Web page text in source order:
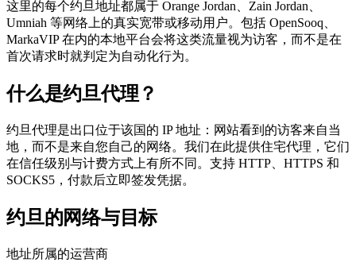
这里的每个约旦地址都属于 Orange Jordan、Zain Jordan、
Umniah 等网络上的真实宽带或移动用户。包括 OpenSooq、
MarkaVIP 在内的本地平台会将这类流量视为访客，而不是在
首次请求时就判定为自动化行为。
什么是约旦代理？
约旦代理是出口位于该国的 IP 地址：网站看到的访客来自当
地，而不是来自您自己的网络。我们在此提供住宅代理，它们
在信任级别与计费方式上有所不同。支持 HTTP、HTTPS 和
SOCKS5，付款后立即签发凭据。
约旦的网络与目标
地址所属的运营商